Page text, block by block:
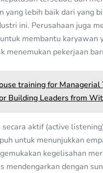
yang lebih baik dari yang
ini. Perusahaan juga
membantu karyawan
menemukan pekerjaan
training for Managerial
Building Leaders from
secara aktif (active
untuk menunjukkan
kegelisahan
mendengarkan dengan